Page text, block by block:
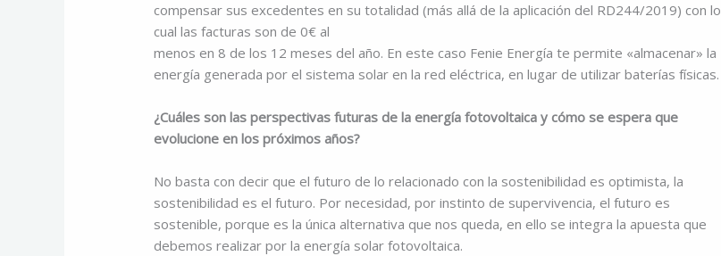
compensar sus excedentes en su totalidad (más allá de la aplicación del RD244/2019) con lo
cual las facturas son de 0€ al
menos en 8 de los 12 meses del año. En este caso Fenie Energía te permite «almacenar» la
energía generada por el sistema solar en la red eléctrica, en lugar de utilizar baterías físicas.
¿Cuáles son las perspectivas futuras de la energía fotovoltaica y cómo se espera que
evolucione en los próximos años?
No basta con decir que el futuro de lo relacionado con la sostenibilidad es optimista, la
sostenibilidad es el futuro. Por necesidad, por instinto de supervivencia, el futuro es
sostenible, porque es la única alternativa que nos queda, en ello se integra la apuesta que
debemos realizar por la energía solar fotovoltaica.